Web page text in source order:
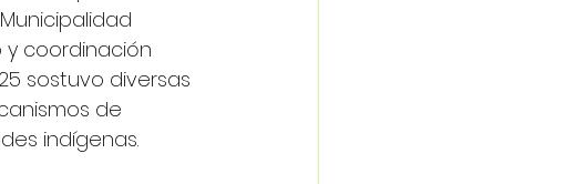
y coordinación
sostuvo diversas
de
indígenas.